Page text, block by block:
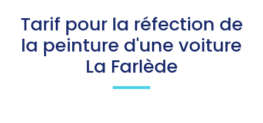
Tarif pour la réfection de
la peinture d'une voiture
La Farlède